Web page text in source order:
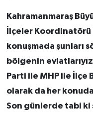
Kahramanmaraş
İlçeler Koordinatörü
konuşmada şunları
bölgenin
Parti ile MHP ile İlçe
olarak da her
Son günlerde tabi ki